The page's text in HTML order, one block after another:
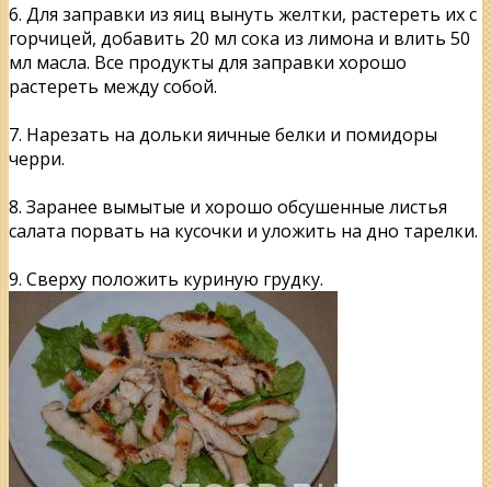
6. Для заправки из яиц вынуть желтки, растереть их с
горчицей, добавить 20 мл сока из лимона и влить 50
мл масла. Все продукты для заправки хорошо
растереть между собой.
7. Нарезать на дольки яичные белки и помидоры
черри.
8. Заранее вымытые и хорошо обсушенные листья
салата порвать на кусочки и уложить на дно тарелки.
9. Сверху положить куриную грудку.